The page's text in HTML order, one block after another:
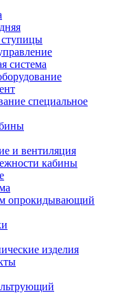
ступицы
система
специальное
и вентиляция
кабины
опрокидывающий
изделия